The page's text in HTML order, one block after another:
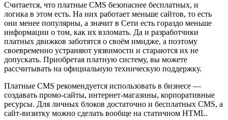
Считается, что платные CMS безопаснее бесплатных, и
логика в этом есть. На них работает меньше сайтов, то есть
они менее популярны, а значит в Сети есть гораздо меньше
информации о том, как их взломать. Да и разработчики
платных движков заботятся о своём имидже, а поэтому
своевременно устраняют уязвимости и стараются их не
допускать. Приобретая платную систему, вы можете
рассчитывать на официальную техническую поддержку.
Платные CMS рекомендуется использовать в бизнесе —
создавать промо-сайты, интернет-магазины, корпоративные
ресурсы. Для личных блоков достаточно и бесплатных CMS, а
сайт-визитку можно сделать вообще на статичном HTML.